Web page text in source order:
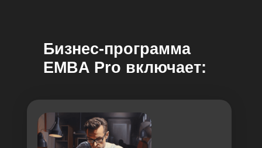
Бизнес-программа
EMBA Pro включает: